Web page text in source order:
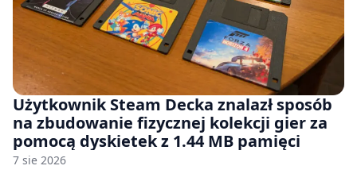
Użytkownik Steam Decka znalazł sposób
na zbudowanie fizycznej kolekcji gier za
pomocą dyskietek z 1.44 MB pamięci
7 sie 2026